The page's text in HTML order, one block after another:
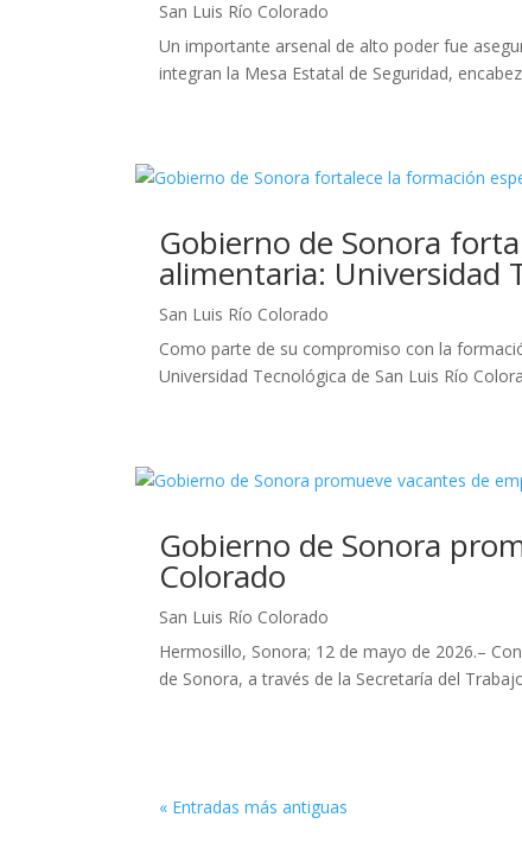
San Luis Río Colorado
Un importante arsenal de alto poder fue
integran la Mesa Estatal de Seguridad,
Gobierno de Sonora
alimentaria: Universidad
San Luis Río Colorado
Como parte de su compromiso con la
Universidad Tecnológica de San Luis Río
Gobierno de Sonora
Colorado
San Luis Río Colorado
Hermosillo, Sonora; 12 de mayo de 2026.–
de Sonora, a través de la Secretaría del
« Entradas más antiguas